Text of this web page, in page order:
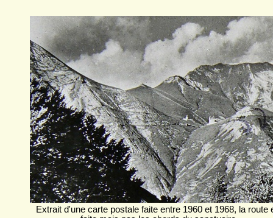
Extrait d'une carte postale faite entre 1960 et 1968, la route